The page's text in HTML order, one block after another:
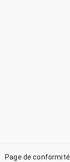
Page de conformité